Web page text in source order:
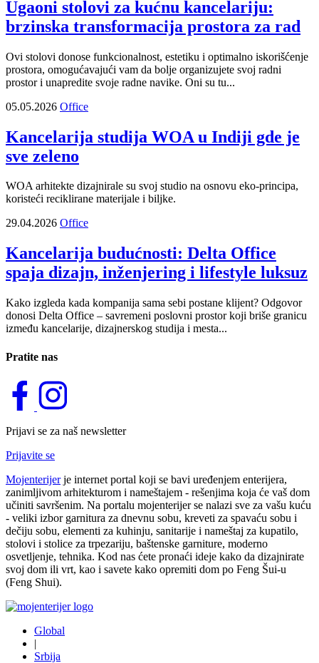
Ugaoni stolovi za kućnu kancelariju:
brzinska transformacija prostora za rad
Ovi stolovi donose funkcionalnost, estetiku i optimalno iskorišćenje
prostora, omogućavajući vam da bolje organizujete svoj radni
prostor i unapredite svoje radne navike. Oni su tu...
05.05.2026 Office
Kancelarija studija WOA u Indiji gde je
sve zeleno
WOA arhitekte dizajnirale su svoj studio na osnovu eko-principa,
koristeći reciklirane materijale i biljke.
29.04.2026 Office
Kancelarija budućnosti: Delta Office
spaja dizajn, inženjering i lifestyle luksuz
Kako izgleda kada kompanija sama sebi postane klijent? Odgovor
donosi Delta Office – savremeni poslovni prostor koji briše granicu
između kancelarije, dizajnerskog studija i mesta...
Pratite nas
Prijavi se za naš newsletter
Prijavite se
Mojenterijerje internet portal koji se bavi uređenjem enterijera,
zanimljivom arhitekturom i nameštajem - rešenjima koja će vaš dom
učiniti savršenim. Na portalu mojenterijer se nalazi sve za vašu kuću
- veliki izbor garnitura za dnevnu sobu, kreveti za spavaću sobu i
dečiju sobu, elementi za kuhinju, sanitarije i nameštaj za kupatilo,
stolovi i stolice za trpezariju, baštenske garniture, moderno
osvetljenje, tehnika. Kod nas ćete pronaći ideje kako da dizajnirate
svoj dom ili vrt, kao i savete kako opremiti dom po Feng Šui-u
(Feng Shui).
Global
|
Srbija